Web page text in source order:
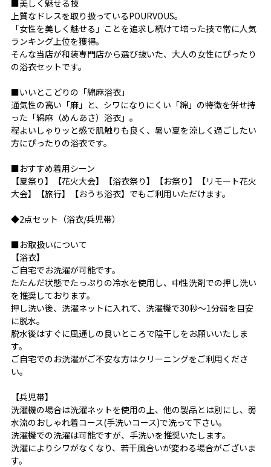
■美しく魅せる技
上質なドレスを取り扱っているPOURVOUS。
「女性を美しく魅せる」ことを追求し続けて培った技で常に人気
ランキング上位を獲得。
そんな当店が和装専門店から選び抜いた、大人の女性にぴったり
の浴衣セットです。
■いいとこどりの「綿麻浴衣」
通気性の高い「麻」と、シワになりにくい「綿」の特徴を併せ持
った「綿麻（めんあさ）浴衣」。
程よいしゃりッと感で肌触りも良く、暑い夏を涼しく過ごしたい
方にぴったりの浴衣です。
■おすすめ着用シーン
【夏祭り】【花火大会】【浴衣祭り】【お祭り】【リモート花火
大会】【旅行】【おうち浴衣】でもご利用いただけます。
◆2点セット（浴衣/兵児帯）
■お取扱いについて
【浴衣】
ご自宅でお洗濯が可能です。
たたんだ状態でたっぷりの冷水を使用し、中性洗剤での押し洗い
を推奨しております。
押し洗い後、洗濯ネットに入れて、洗濯機で30秒～1分弱を目安
に脱水。
脱水後はすぐに風通しの良いところで陰干しをお願いいたしま
す。
ご自宅でのお洗濯がご不安な方はクリーニングをご利用くださ
い。
【兵児帯】
洗濯機の場合は洗濯ネットを使用の上、他の製品とは別にし、弱
水流のおしゃれ着コース(手洗いコース)で洗って下さい。
洗濯機での洗濯は可能ですが、手洗いを推奨いたします。
洗濯によりシワがなくなり、若干風合いが変わる場合がございま
す。